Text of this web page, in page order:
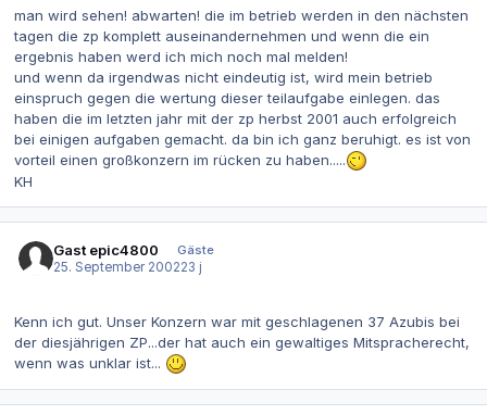
man wird sehen! abwarten! die im betrieb werden in den nächsten
tagen die zp komplett auseinandernehmen und wenn die ein
ergebnis haben werd ich mich noch mal melden!
und wenn da irgendwas nicht eindeutig ist, wird mein betrieb
einspruch gegen die wertung dieser teilaufgabe einlegen. das
haben die im letzten jahr mit der zp herbst 2001 auch erfolgreich
bei einigen aufgaben gemacht. da bin ich ganz beruhigt. es ist von
vorteil einen großkonzern im rücken zu haben.....
KH
Gast epic4800
Gäste
25. September 200223 j
Kenn ich gut. Unser Konzern war mit geschlagenen 37 Azubis bei
der diesjährigen ZP...der hat auch ein gewaltiges Mitspracherecht,
wenn was unklar ist...